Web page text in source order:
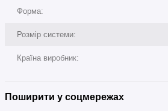
Форма:
Розмір системи:
Країна виробник:
Поширити у соцмережах